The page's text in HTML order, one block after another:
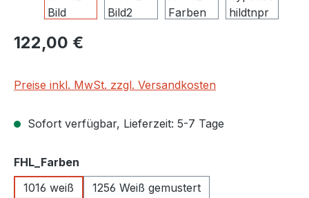
Regulärer Preis:
122,00 €
Preise inkl. MwSt. zzgl. Versandkosten
Sofort verfügbar, Lieferzeit: 5-7 Tage
FHL_Farben
1016 weiß
1256 Weiß gemustert